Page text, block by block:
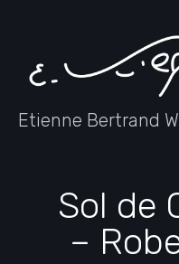
Etienne Bertrand
Sol de
–